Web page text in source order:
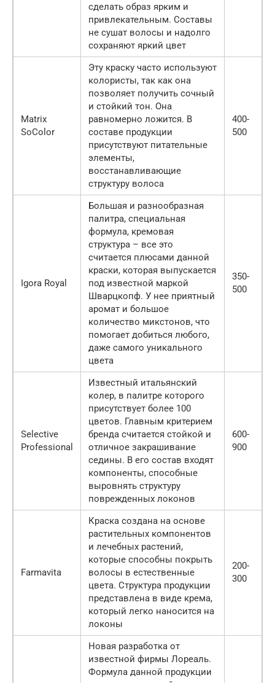
сделать образ ярким и
привлекательным. Составы
не сушат волосы и надолго
сохраняют яркий цвет
Matrix
SoColor
Эту краску часто используют
колористы, так как она
позволяет получить сочный
и стойкий тон. Она
равномерно ложится. В
составе продукции
присутствуют питательные
элементы,
восстанавливающие
структуру волоса
400-
500
Igora Royal
Большая и разнообразная
палитра, специальная
формула, кремовая
структура – все это
считается плюсами данной
краски, которая выпускается
под известной маркой
Шварцкопф. У нее приятный
аромат и большое
количество микстонов, что
помогает добиться любого,
даже самого уникального
цвета
350-
500
Selective
Professional
Известный итальянский
колер, в палитре которого
присутствует более 100
цветов. Главным критерием
бренда считается стойкой и
отличное закрашивание
седины. В его состав входят
компоненты, способные
выровнять структуру
поврежденных локонов
600-
900
Farmavita
Краска создана на основе
растительных компонентов
и лечебных растений,
которые способны покрыть
волосы в естественные
цвета. Структура продукции
представлена в виде крема,
который легко наносится на
локоны
200-
300
Новая разработка от
известной фирмы Лореаль.
Формула данной продукции